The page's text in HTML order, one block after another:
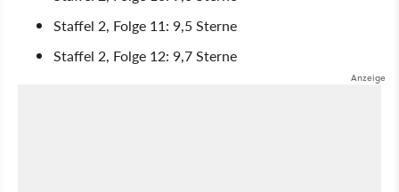
Staffel 2, Folge 11: 9,5 Sterne
Staffel 2, Folge 12: 9,7 Sterne